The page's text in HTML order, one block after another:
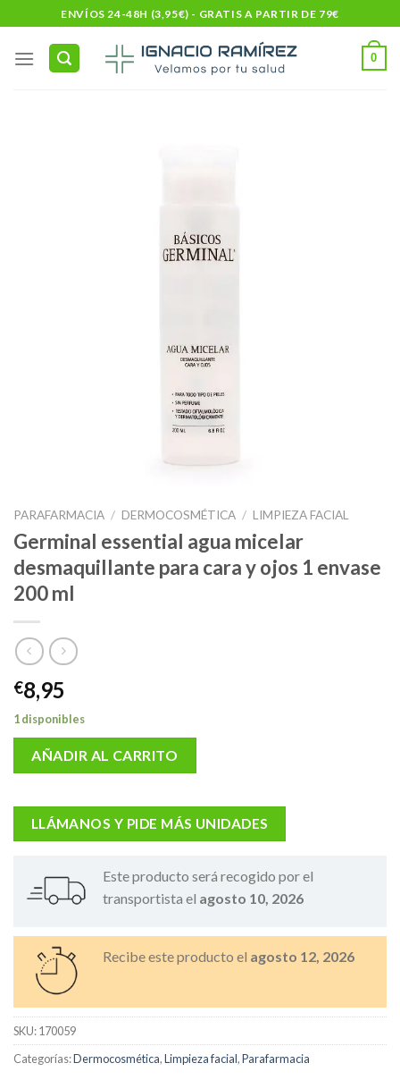
to
content
ENVÍOS 24-48H (3,95€) - GRATIS A PARTIR DE 79€
0
PARAFARMACIA / DERMOCOSMÉTICA / LIMPIEZA FACIAL
Germinal essential agua micelar
desmaquillante para cara y ojos 1 envase
200 ml
€8,95
1 disponibles
AÑADIR AL CARRITO
LLÁMANOS Y PIDE MÁS UNIDADES
Este producto será recogido por el
transportista el agosto 10, 2026
Recibe este producto el agosto 12, 2026
SKU:170059
Categorías:Dermocosmética,Limpieza facial,Parafarmacia